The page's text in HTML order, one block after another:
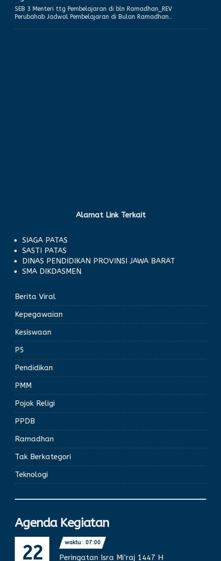
SEB 3 Menteri ttg Pembelajaran di bln Ramadhan_REV
Perubahab Jadwal Pembelajaran di Bulan Ramadhan..
Alamat Link Terkait
SIAGA PATAS
SASTI PATAS
DINAS PENDIDIKAN PROVINSI JAWA BARAT
SMA DIKDASMEN
Berita Viral
Kepegawaian
Kesiswaan
P5
Pendidikan
PMM
Pojok Religi
PPDB
Ramadhan
Tak Berkategori
Teknologi
Agenda Kegiatan
22 waktu : 07:00
Peringatan Isra Mi’raj 1447 H